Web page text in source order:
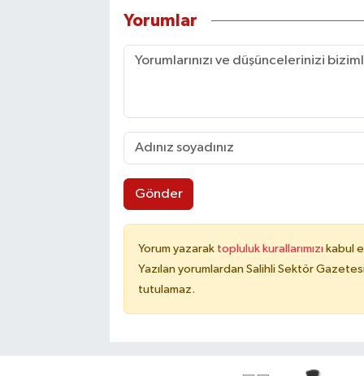
Yorumlar
Gönder
Yorum yazarak topluluk kurallarımızı kabul
Yazılan yorumlardan Salihli Sektör
tutulamaz.